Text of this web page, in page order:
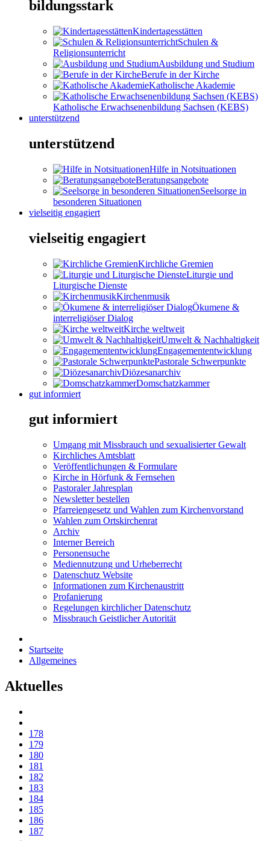
bildungsstark
Kindertagesstätten
Schulen &
Religionsunterricht
Ausbildung und Studium
Berufe in der Kirche
Katholische Akademie
Katholische Erwachsenenbildung Sachsen (KEBS)
unterstützend
unterstützend
Hilfe in Notsituationen
Beratungsangebote
Seelsorge in
besonderen Situationen
vielseitig engagiert
vielseitig engagiert
Kirchliche Gremien
Liturgie und
Liturgische Dienste
Kirchenmusik
Ökumene &
interreligiöser Dialog
Kirche weltweit
Umwelt & Nachhaltigkeit
Engagemententwicklung
Pastorale Schwerpunkte
Diözesanarchiv
Domschatzkammer
gut informiert
gut informiert
Umgang mit Missbrauch und sexualisierter Gewalt
Kirchliches Amtsblatt
Veröffentlichungen & Formulare
Kirche in Hörfunk & Fernsehen
Pastoraler Jahresplan
Newsletter bestellen
Pfarreiengesetz und Wahlen zum Kirchenvorstand
Wahlen zum Ortskirchenrat
Archiv
Interner Bereich
Personensuche
Mediennutzung und Urheberrecht
Datenschutz Website
Informationen zum Kirchenaustritt
Profanierung
Regelungen kirchlicher Datenschutz
Missbrauch Geistlicher Autorität
Startseite
Allgemeines
Aktuelles
178
179
180
181
182
183
184
185
186
187